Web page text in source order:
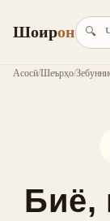
Шоирон 🔍
Асосӣ/Шеърҳо/
Биё,